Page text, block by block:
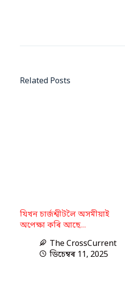
Related Posts
যিখন চাৰ্জশ্বীটলৈ অসমীয়াই
অপেক্ষা কৰি আছে…
The CrossCurrent
ডিচেম্বৰ 11, 2025